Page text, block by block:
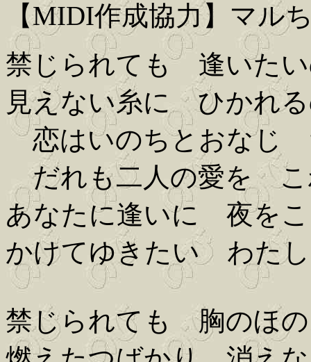
【MIDI作成協力】マル
禁じられても 逢いた
見えない糸に ひかれ
恋はいのちとおなじ
だれも二人の愛を こ
あなたに逢いに 夜を
かけてゆきたい わた
禁じられても 胸のほ